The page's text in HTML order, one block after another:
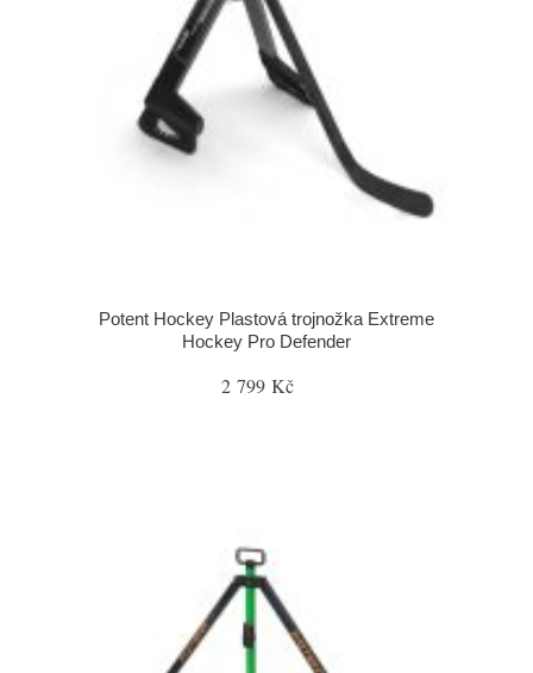
Potent Hockey Plastová trojnožka Extreme
Hockey Pro Defender
2 799 Kč